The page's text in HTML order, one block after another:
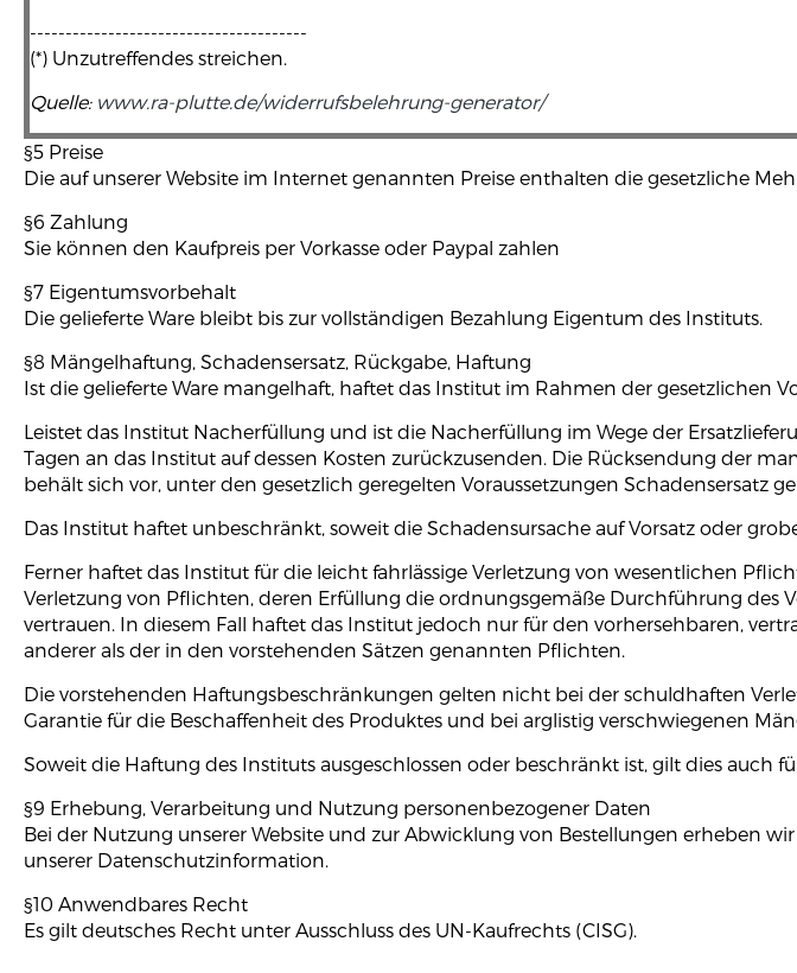
---------------------------------------
(*) Unzutreffendes streichen.
Quelle: www.ra-plutte.de/widerrufsbelehrung-generator/
§5 Preise
Die auf unserer Website im Internet genannten Preise enthalten die gesetzliche
§6 Zahlung
Sie können den Kaufpreis per Vorkasse oder Paypal zahlen
§7 Eigentumsvorbehalt
Die gelieferte Ware bleibt bis zur vollständigen Bezahlung Eigentum des Instituts.
§8 Mängelhaftung, Schadensersatz, Rückgabe, Haftung
Ist die gelieferte Ware mangelhaft, haftet das Institut im Rahmen der gesetzlichen
Leistet das Institut Nacherfüllung und ist die Nacherfüllung im Wege der
Tagen an das Institut auf dessen Kosten zurückzusenden. Die Rücksendung der
behält sich vor, unter den gesetzlich geregelten Voraussetzungen Schadensersatz
Das Institut haftet unbeschränkt, soweit die Schadensursache auf Vorsatz oder
Ferner haftet das Institut für die leicht fahrlässige Verletzung von wesentlichen
Verletzung von Pflichten, deren Erfüllung die ordnungsgemäße Durchführung
vertrauen. In diesem Fall haftet das Institut jedoch nur für den vorhersehbaren,
anderer als der in den vorstehenden Sätzen genannten Pflichten.
Die vorstehenden Haftungsbeschränkungen gelten nicht bei der schuldhaften
Garantie für die Beschaffenheit des Produktes und bei arglistig verschwiegenen
Soweit die Haftung des Instituts ausgeschlossen oder beschränkt ist, gilt dies
§9 Erhebung, Verarbeitung und Nutzung personenbezogener Daten
Bei der Nutzung unserer Website und zur Abwicklung von Bestellungen erheben
unserer Datenschutzinformation.
§10 Anwendbares Recht
Es gilt deutsches Recht unter Ausschluss des UN-Kaufrechts (CISG).